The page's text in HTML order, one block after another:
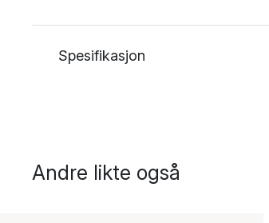
Spesifikasjon
Andre likte også